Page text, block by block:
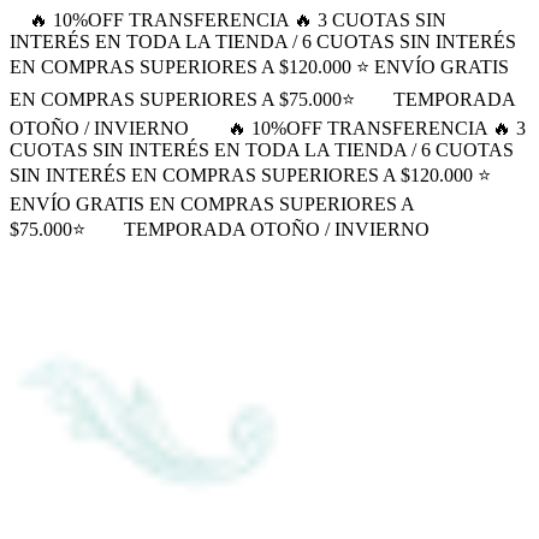
🔥 10%OFF TRANSFERENCIA 🔥 3 CUOTAS SIN
INTERÉS EN TODA LA TIENDA / 6 CUOTAS SIN INTERÉS
EN COMPRAS SUPERIORES A $120.000 ⭐ ENVÍO GRATIS
EN COMPRAS SUPERIORES A $75.000⭐
TEMPORADA
OTOÑO / INVIERNO
🔥 10%OFF TRANSFERENCIA 🔥 3
CUOTAS SIN INTERÉS EN TODA LA TIENDA / 6 CUOTAS
SIN INTERÉS EN COMPRAS SUPERIORES A $120.000 ⭐
ENVÍO GRATIS EN COMPRAS SUPERIORES A
$75.000⭐
TEMPORADA OTOÑO / INVIERNO